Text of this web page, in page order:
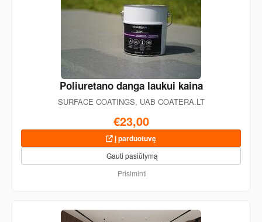
Poliuretano danga laukui kaina
SURFACE COATINGS, UAB COATERA.LT
€23,00
Į parduotuvę
Gauti pasiūlymą
Prisiminti